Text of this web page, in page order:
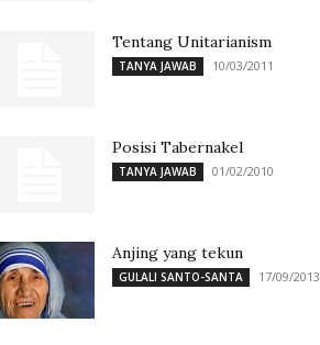
Tentang Unitarianism
TANYA JAWAB 10/03/2011
Posisi Tabernakel
TANYA JAWAB 01/02/2010
Anjing yang tekun
GULALI SANTO-SANTA 17/09/2013